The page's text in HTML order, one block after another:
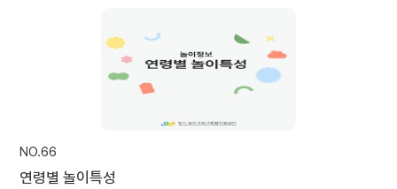
NO.66
연령별 놀이특성